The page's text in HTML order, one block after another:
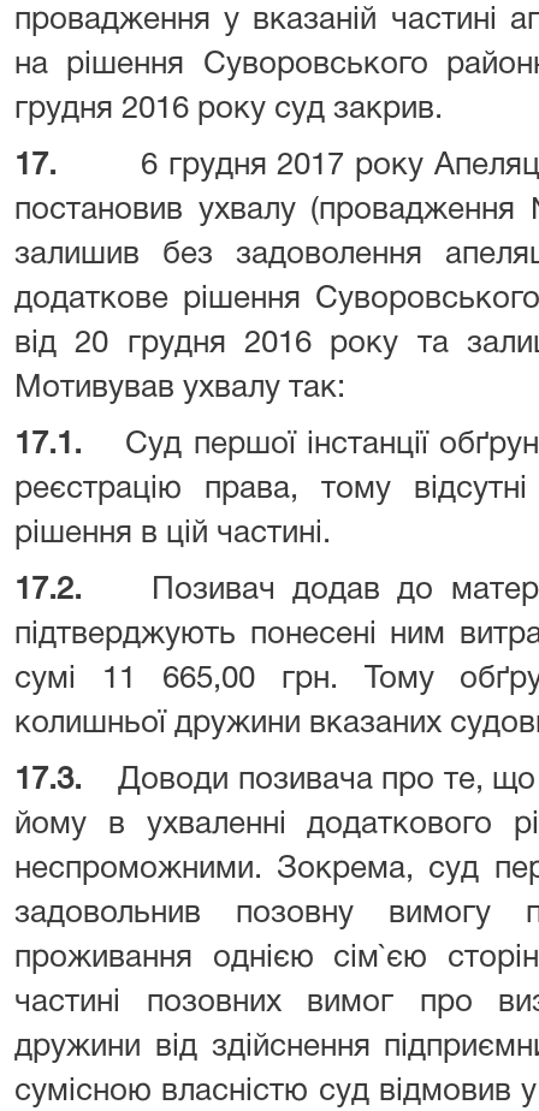
провадження у вказаній частині
на рішення Суворовського
грудня 2016 року суд закрив.
17. 6 грудня 2017 року
постановив ухвалу
залишив без задоволення
додаткове рішення
від 20 грудня 2016 року та
Мотивував ухвалу так:
17.1. Суд першої інстанції
реєстрацію права, тому
рішення в цій частині.
17.2.
Позивач додав до
підтверджують понесені ним
сумі 11 665,00 грн. Тому
колишньої дружини вказаних
17.3.Доводи позивача про те, що
йому в ухваленні додаткового
неспроможними. Зокрема, суд
задовольнив позовну вимогу
проживання однією сім`єю
частині позовних вимог про
дружини від здійснення
сумісною власністю суд відмовив